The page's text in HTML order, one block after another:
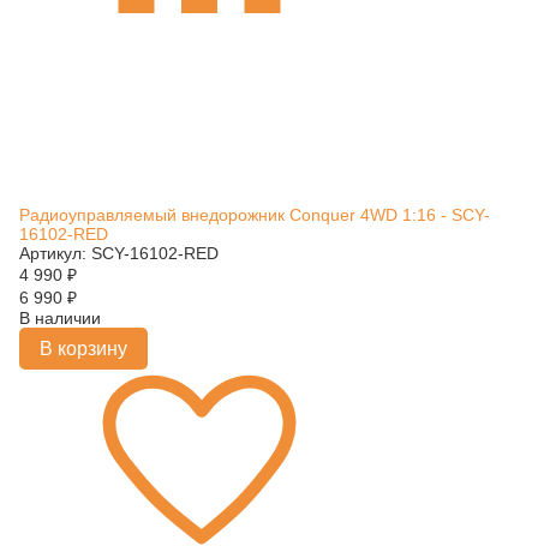
Радиоуправляемый внедорожник Conquer 4WD 1:16 - SCY-
16102-RED
Артикул: SCY-16102-RED
4 990 ₽
6 990 ₽
В наличии
В корзину